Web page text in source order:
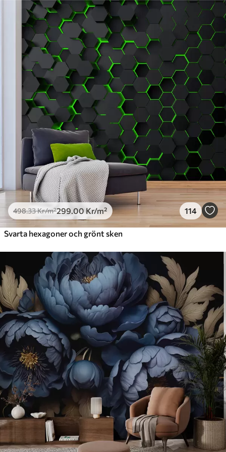
Standard
.33299 .00 /m²
Premium
.67379 .00Kr /m²
Premiumvinyl
725.00 435.00Kr
Peel and Stick
900.00540.00Kr/m²
498.33Kr/m²299 .00 Kr/m² 114
Svarta hexagoner och grönt sken